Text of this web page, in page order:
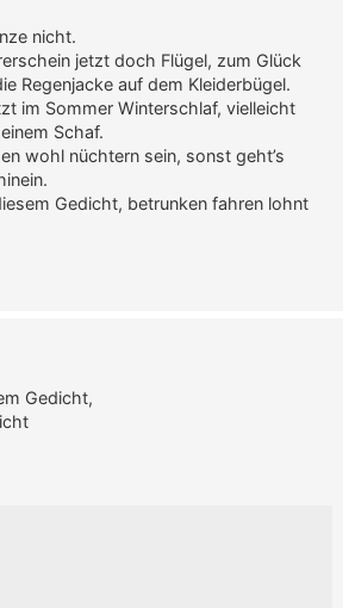
nicht.
jetzt doch Flügel, zum Glück
Regenjacke auf dem Kleiderbügel.
im Sommer Winterschlaf, vielleicht
Schaf.
wohl nüchtern sein, sonst geht’s
Gedicht, betrunken fahren lohnt
Gedicht,